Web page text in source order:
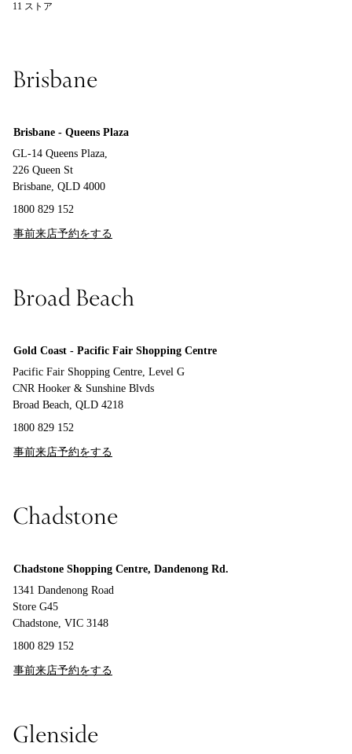
11 ストア
Brisbane
Brisbane - Queens Plaza
GL-14 Queens Plaza,
226 Queen St
Brisbane, QLD 4000
1800 829 152
事前来店予約をする
Broad Beach
Gold Coast - Pacific Fair Shopping Centre
Pacific Fair Shopping Centre, Level G
CNR Hooker & Sunshine Blvds
Broad Beach, QLD 4218
1800 829 152
事前来店予約をする
Chadstone
Chadstone Shopping Centre, Dandenong Rd.
1341 Dandenong Road
Store G45
Chadstone, VIC 3148
1800 829 152
事前来店予約をする
Glenside